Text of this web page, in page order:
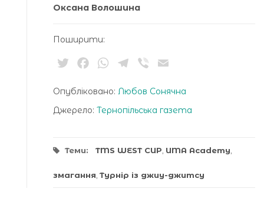
Оксана Волошина
Поширити:
TwitterFacebookWhatsApp
Telegram
Viber
Опубліковано: Любов Сонячна
Джерело: Тернопільська газета
Теми: TMS WEST CUP UMA Academy
змагання Турнір із джиу-джитсу